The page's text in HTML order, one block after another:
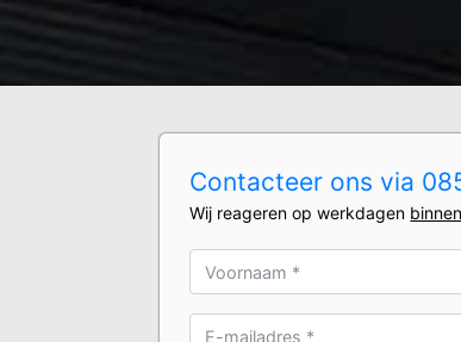
Contacteer ons via
Wij reageren op werkdagen